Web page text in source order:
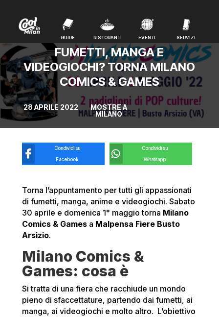
GUIDE RISTORANTI EVENTI SERVIZI
GUIDE RISTORANTI EVENTI SERVIZI
FUMETTI, MANGA E
VIDEOGIOCHI? TORNA MILANO
COMICS & GAMES
28 APRILE 2022
MOSTRE A
MILANO
Condividi su
Facebook
Condividi su
Whatsapp
Torna l’appuntamento per tutti gli appassionati
di fumetti, manga, anime e videogiochi. Sabato
30 aprile e domenica 1° maggio torna Milano
Comics & Gamesa Malpensa Fiere Busto
Arsizio.
Milano Comics &
Games: cosa è
Si tratta di una fiera che racchiude un mondo
pieno di sfaccettature, partendo dai fumetti, ai
manga, ai videogiochi e molto altro. L’obiettivo